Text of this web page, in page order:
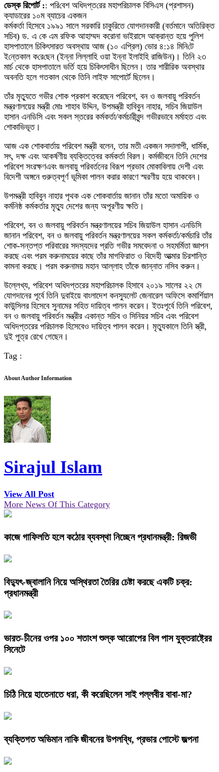
ডেস্ক রিপোর্ট :: প‌রি‌বেশ অ‌ধিদপ্ত‌রের মহাপ‌রিচালক বিসিএস (প্রশাসন)
ক্যাডারের ১০ম ব্যাচের একজন
কর্মকর্তা হিসেবে ১৯৯১ সালে সরকারি চাকুরিতে যোগদানকারী (বর্তমানে অতিরিক্ত
সচিব) ড. এ কে এম র‌ফিক আহাম্মদ করোনা ভাইরাসে আক্রান্ত হয়ে পুলিশ
হাসপাতালে চিকিৎসারত অবস্থায় আজ (১০ এপ্রিল) ভোর ৪:১৪ মি‌নি‌টে
ই‌ন্তেকাল ক‌রে‌ছেন (ইন্না লিল্লা‌হি ওয়া ইন্না ইলাইহি রা‌জিউন)। তিনি ২৩
মার্চ থেকে হাসপাতালে ভর্তি হয়ে চিকিৎসাধীন ছিলেন। তার শারীরিক অবস্থার
অবনতি হলে গতকাল থেকে তিনি লাইফ সাপোর্টে ছিলেন।
তাঁর মৃত্যুতে গভীর শোক প্রকাশ করেছেন পরিবেশ, বন ও জলবায়ু পরিবর্তন
মন্ত্রণালয়ের মন্ত্রী মোঃ শাহাব উদ্দিন, উপমন্ত্রী হাবিবুন নাহার, সচিব জিয়াউল
হাসান এনডিসি এবং সকল স্তরের কর্মকর্তা/কর্মচারীবৃন্দ গভীরভাবে মর্মাহত এবং
শােকাভিভূত।
আজ এক শোকবার্তায় পরিবেশ মন্ত্রী বলেন, তার মতী একজন সদালাপী, ধার্মিক,
সৎ, দক্ষ এবং আকর্ষণীয় ব্যক্তিত্বের কর্মকর্তা বিরল। কর্মজীবনে তিনি দেশের
পরিবেশ সংরক্ষণএবং জলবায়ু পরিবর্তনের বিরূপ প্রভাব মােকাবিলায় দেশী এবং
বিদেশী অঙ্গনে গুরুত্বপূর্ণ ভূমিকা পালন করার কারণে স্মরণীয় হয়ে থাকবেন।
উপমন্ত্রী হাবিবুন নাহার পৃথক এক শোকবার্তায় জানান তাঁর মতো অমায়িক ও
কর্মনিষ্ঠ কর্মকর্তার মৃত্যু দেশের জন্য অপূরণীয় ক্ষতি।
পরিবেশ, বন ও জলবায়ু পরিবর্তন মন্ত্রণালয়ের সচিব জিয়াউল হাসান এনডিসি
জানান পরিবেশ, বন ও জলবায়ু পরিবর্তন মন্ত্রণালয়ের সকল কর্মকর্তা/কর্মচারি তাঁর
শােক-সন্তপ্ত পরিবারের সদস্যদের প্রতি গভীর সমবেদনা ও সহমর্মিতা জ্ঞাপন
করছে এবং পরম করুনাময়ের কাছে তাঁর মাগফিরাত ও বিদেহী আত্মার চিরশান্তি
কামনা করছে। পরম করুনাময় মহান আল্লাহ তাঁকে জান্নাত নসিব করুন।
উল্লেখ্য, পরিবেশ অধিদপ্তরের মহাপরিচালক হিসাবে ২০১৯ সালের ২২ মে
যোগদানের পূর্বে তিনি দুবাইয়ে বাংলাদেশ কনস্যুলেট জেনারেল অফিসে কমার্শিয়াল
কাউন্সিলর হিসেবে সুনামের সহিত দায়িত্ব পালন করেন। ইতঃপূর্বে তিনি পরিবেশ,
বন ও জলবায়ু পরিবর্তন মন্ত্রীর একান্ত সচিব ও সিনিয়র সচিব এবং পরিবেশ
অধিদপ্তরের পরিচালক হিসেবেও দায়িত্ব পালন করেন। মৃত্যুকালে তিনি স্ত্রী,
দুই পুত্র রেখে গেছেন।
Tag :
About Author Information
Sirajul Islam
View All Post
More News Of This Category
কাজে গাফিলতি হলে কঠোর ব্যবস্থা নিচ্ছেন প্রধানমন্ত্রী: রিজভী
বিদ্যুৎ-জ্বালানি নিয়ে অস্থিরতা তৈরির চেষ্টা করছে একটি চক্র:
প্রধানমন্ত্রী
ভারত-চীনের ওপর ১০০ শতাংশ শুল্ক আরোপের বিল পাস যুক্তরাষ্ট্রের
সিনেটে
চিঠি নিয়ে হাতেনাতে ধরা, কী করেছিলেন সাই পল্লবীর বাবা-মা?
ব্যক্তিগত অভিমান নাকি জীবনের উপলব্ধি, প্রভার পোস্টে জল্পনা